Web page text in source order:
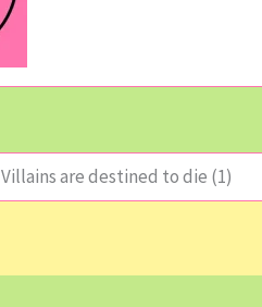
Villains are destined to die (1)